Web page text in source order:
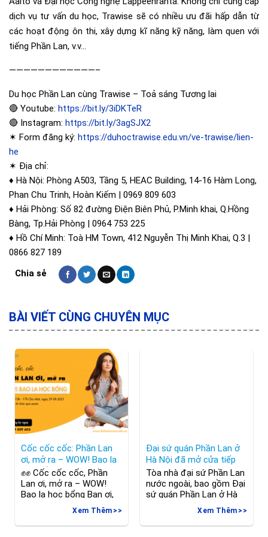
dịch vụ tư vấn du học, Trawise sẽ có nhiều ưu đãi hấp dẫn từ
các hoạt động ôn thi, xây dựng kĩ năng kỹ năng, làm quen với
tiếng Phần Lan, v.v…
————————————–
Du học Phần Lan cùng Trawise – Toả sáng Tương lai
🔴 Youtube: https://bit.ly/3iDKTeR
🔴 Instagram: https://bit.ly/3agSJX2
✶ Form đăng ký: https://duhoctrawise.edu.vn/ve-trawise/lien-
he
✶ Địa chỉ:
♦️ Hà Nội: Phòng A503, Tầng 5, HEAC Building, 14-16 Hàm Long,
Phan Chu Trinh, Hoàn Kiếm | 0969 809 603
♦️ Hải Phòng: Số 82 đường Điện Biên Phủ, P.Minh khai, Q.Hồng
Bàng, Tp.Hải Phòng | 0964 753 225
♦️ Hồ Chí Minh: Toà HM Town, 412 Nguyễn Thị Minh Khai, Q.3 |
0866 827 189
BÀI VIẾT CÙNG CHUYÊN MỤC
Cốc cốc cốc: Phần Lan
ơi, mở ra – WOW! Bao la
học bổng
✊✊ Cốc cốc cốc, Phần
Lan ơi, mở ra – WOW!
Bao la học bổng Bạn ơi,
chuẩn bị hành trang du
học thật kĩ chưa bao giờ
là thừa đúng không? Vậy,
Xem Thêm
Đại sứ quán Phần Lan ở
Hà Nội đã mở cửa tiếp
nhận đơn xin giấy phép
cư trú nhưng thời gian có
hạn chế
Tòa nhà đại sứ Phần Lan
nước ngoài, bao gồm Đại
sứ quán Phần Lan ở Hà
Nội, đã mở dịch vụ giấy
phép cư trú nhưng thời
gian tiếp xúc có hạn chế
Xem Thêm